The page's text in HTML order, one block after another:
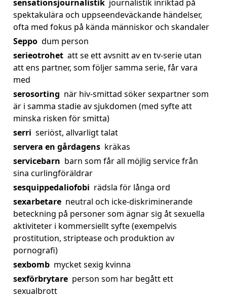
sensationsjournalistik journalistik inriktad på
spektakulära och uppseendeväckande händelser,
ofta med fokus på kända människor och skandaler
Seppo dum person
serieotrohet att se ett avsnitt av en tv-serie utan
att ens partner, som följer samma serie, får vara
med
serosorting när hiv-smittad söker sexpartner som
är i samma stadie av sjukdomen (med syfte att
minska risken för smitta)
serri seriöst, allvarligt talat
servera en gårdagens kräkas
servicebarn barn som får all möjlig service från
sina curlingföräldrar
sesquippedaliofobi rädsla för långa ord
sexarbetare neutral och icke-diskriminerande
beteckning på personer som ägnar sig åt sexuella
aktiviteter i kommersiellt syfte (exempelvis
prostitution, striptease och produktion av
pornografi)
sexbomb mycket sexig kvinna
sexförbrytare person som har begått ett
sexualbrott